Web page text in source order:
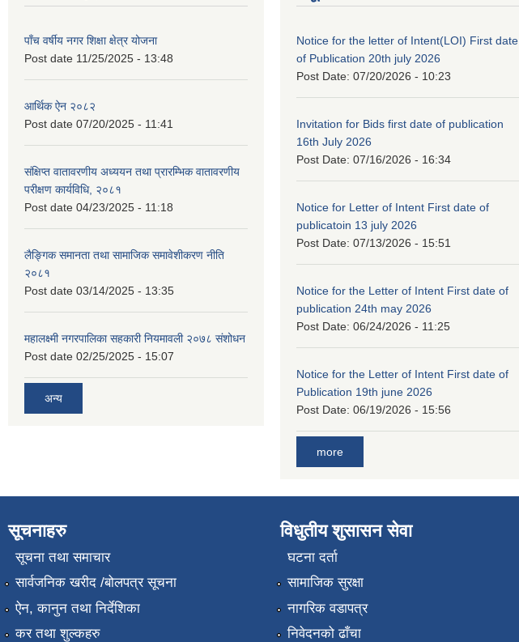
पाँच वर्षीय नगर शिक्षा क्षेत्र योजना
Post date 11/25/2025 - 13:48
आर्थिक ऐन २०८२
Post date 07/20/2025 - 11:41
संक्षिप्त वातावरणीय अध्ययन तथा प्रारम्भिक वातावरणीय
परीक्षण कार्यविधि, २०८१
Post date 04/23/2025 - 11:18
लैङ्गिक समानता तथा सामाजिक समावेशीकरण नीति
२०८१
Post date 03/14/2025 - 13:35
महालक्ष्मी नगरपालिका सहकारी नियमावली २०७८ संशोधन
Post date 02/25/2025 - 15:07
अन्य
Notice for the letter of Intent(LOI) First date
of Publication 20th july 2026
Post Date: 07/20/2026 - 10:23
Invitation for Bids first date of publication
16th July 2026
Post Date: 07/16/2026 - 16:34
Notice for Letter of Intent First date of
publicatoin 13 july 2026
Post Date: 07/13/2026 - 15:51
Notice for the Letter of Intent First date of
publication 24th may 2026
Post Date: 06/24/2026 - 11:25
Notice for the Letter of Intent First date of
Publication 19th june 2026
Post Date: 06/19/2026 - 15:56
more
सूचनाहरु
सूचना तथा समाचार
सार्वजनिक खरीद /बोलपत्र सूचना
ऐन, कानुन तथा निर्देशिका
कर तथा शुल्कहरु
विधुतीय शुसासन सेवा
घटना दर्ता
सामाजिक सुरक्षा
नागरिक वडापत्र
निवेदनको ढाँचा